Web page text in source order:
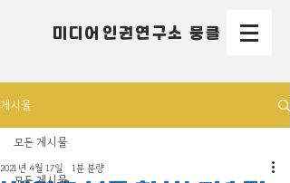
미디어인권연구소 뭉클
게시물
모든 게시물
2021년 4월 17일 1분 분량